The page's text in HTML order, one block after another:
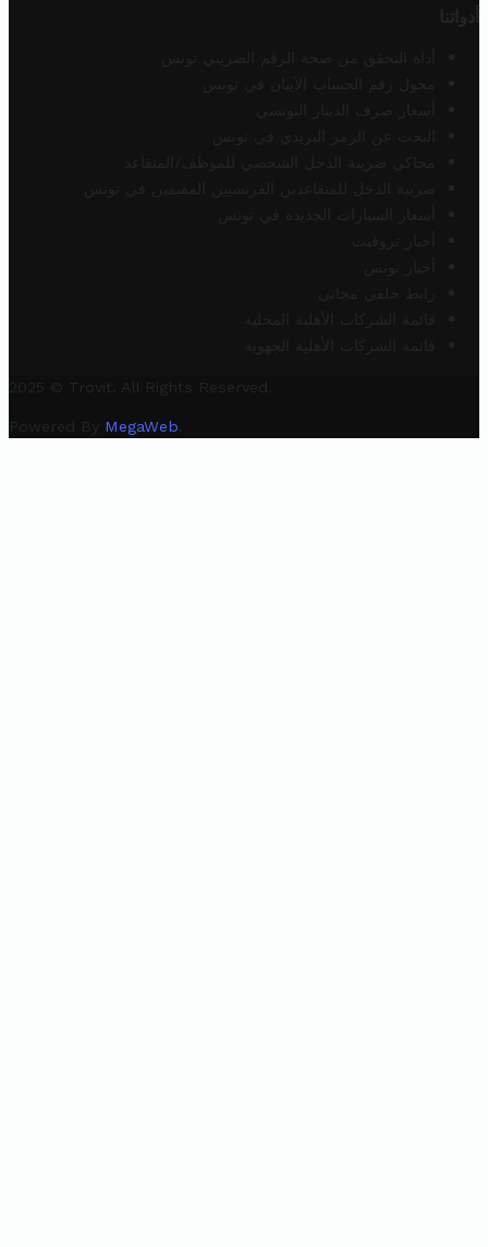
أدواتنا
أداة التحقق من صحة الرقم الضريبي تونس
محول رقم الحساب الآيبان في تونس
أسعار صرف الدينار التونسي
البحث عن الرمز البريدي في تونس
محاكي ضريبة الدخل الشخصي للموظف/المتقاعد
ضريبة الدخل للمتقاعدين الفرنسيين المقيمين في تونس
أسعار السيارات الجديدة في تونس
أخبار تروفيت
أخبار تونس
رابط خلفي مجاني
قائمة الشركات الأهلية المحلية
قائمة الشركات الأهلية الجهوية
2025 © Trovit. All Rights Reserved.
Powered By MegaWeb